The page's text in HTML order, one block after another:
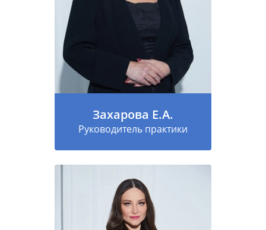
Захарова Е.А.
Руководитель практики